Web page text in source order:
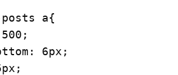
a
500 ;
: 6px
;